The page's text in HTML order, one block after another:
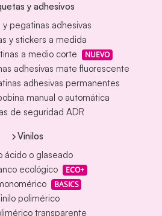
y adhesivos
y pegatinas adhesivas
y stickers a medida
a medio corte
NUEVO
adhesivas mate fluorescente
adhesivas permanentes
manual o automática
de seguridad ADR
Vinilos
ácido o glaseado
ecológico
ECO+
BASICS
polimérico
transparente